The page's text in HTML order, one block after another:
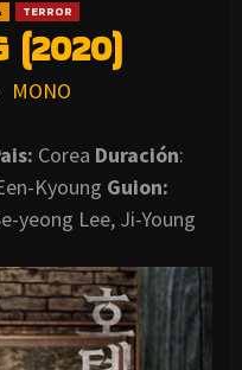
TERROR
(2020)
MONO
Corea Duración:
Kyoung Guion:
yeong Lee, Ji-Young